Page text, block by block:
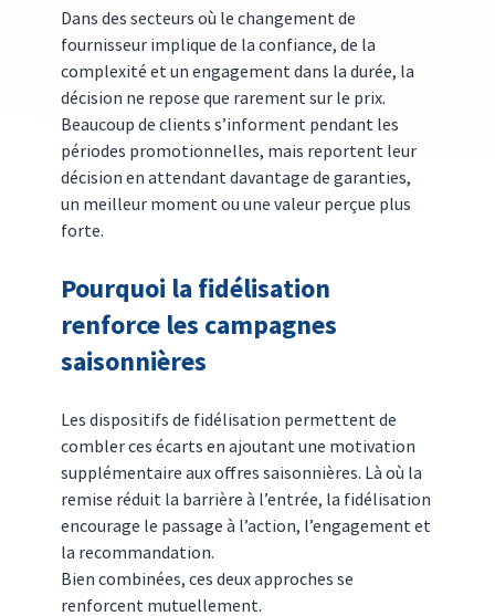
Dans des secteurs où le changement de
fournisseur implique de la confiance, de la
complexité et un engagement dans la durée, la
décision ne repose que rarement sur le prix.
Beaucoup de clients s’informent pendant les
périodes promotionnelles, mais reportent leur
décision en attendant davantage de garanties,
un meilleur moment ou une valeur perçue plus
forte.
Pourquoi la fidélisation
renforce les campagnes
saisonnières
Les dispositifs de fidélisation permettent de
combler ces écarts en ajoutant une motivation
supplémentaire aux offres saisonnières. Là où la
remise réduit la barrière à l’entrée, la fidélisation
encourage le passage à l’action, l’engagement et
la recommandation.
Bien combinées, ces deux approches se
renforcent mutuellement.